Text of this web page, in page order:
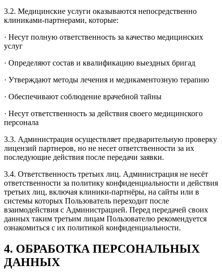
3.2. Медицинские услуги оказываются непосредственно
клиниками-партнерами, которые:
· Несут полную ответственность за качество медицинских
услуг
· Определяют состав и квалификацию выездных бригад
· Утверждают методы лечения и медикаментозную терапию
· Обеспечивают соблюдение врачебной тайны
· Несут ответственность за действия своего медицинского
персонала
3.3. Администрация осуществляет предварительную проверку
лицензий партнеров, но не несет ответственности за их
последующие действия после передачи заявки.
3.4. Ответственность третьих лиц. Администрация не несёт
ответственности за политику конфиденциальности и действия
третьих лиц, включая клиники-партнёры, на сайты или в
системы которых Пользователь переходит после
взаимодействия с Администрацией. Перед передачей своих
данных таким третьим лицам Пользователю рекомендуется
ознакомиться с их политикой конфиденциальности.
4. ОБРАБОТКА ПЕРСОНАЛЬНЫХ
ДАННЫХ